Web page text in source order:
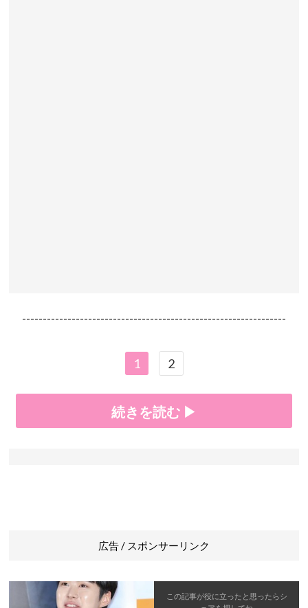
----------------------------------------------------------------
1 2
続きを読む ▶
広告 / スポンサーリンク
この記事が役に立ったと思ったらシ